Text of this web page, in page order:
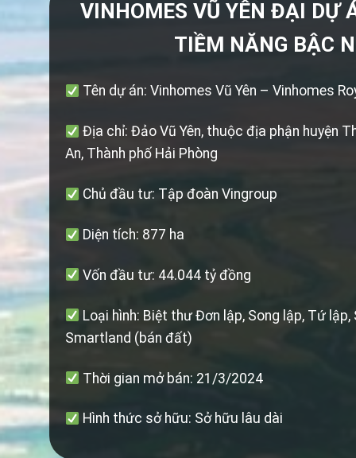
VINHOMES VŨ YÊN ĐẠI DỰ
TIỀM NĂNG BẬC
Tên dự án: Vinhomes Vũ Yên – Vinhomes
Địa chỉ: Đảo Vũ Yên, thuộc địa phận huyện
An, Thành phố Hải Phòng
Chủ đầu tư: Tập đoàn Vingroup
Diện tích: 877 ha
Vốn đầu tư: 44.044 tỷ đồng
Loại hình: Biệt thư Đơn lập, Song lập, Tứ lập,
Smartland (bán đất)
Thời gian mở bán: 21/3/2024
Hình thức sở hữu: Sở hữu lâu dài